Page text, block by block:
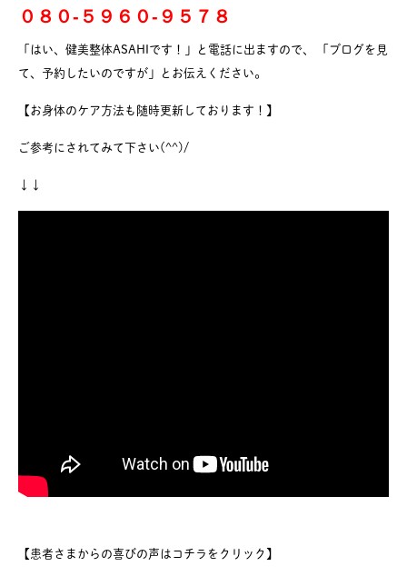
０８０-５９６０-９５７８
「はい、健美整体ASAHIです！」と電話に出ますので、 「ブログを見
て、予約したいのですが」とお伝えください。
【お身体のケア方法も随時更新しております！】
ご参考にされてみて下さい(^^)/
↓↓
【患者さまからの喜びの声はコチラをクリック】